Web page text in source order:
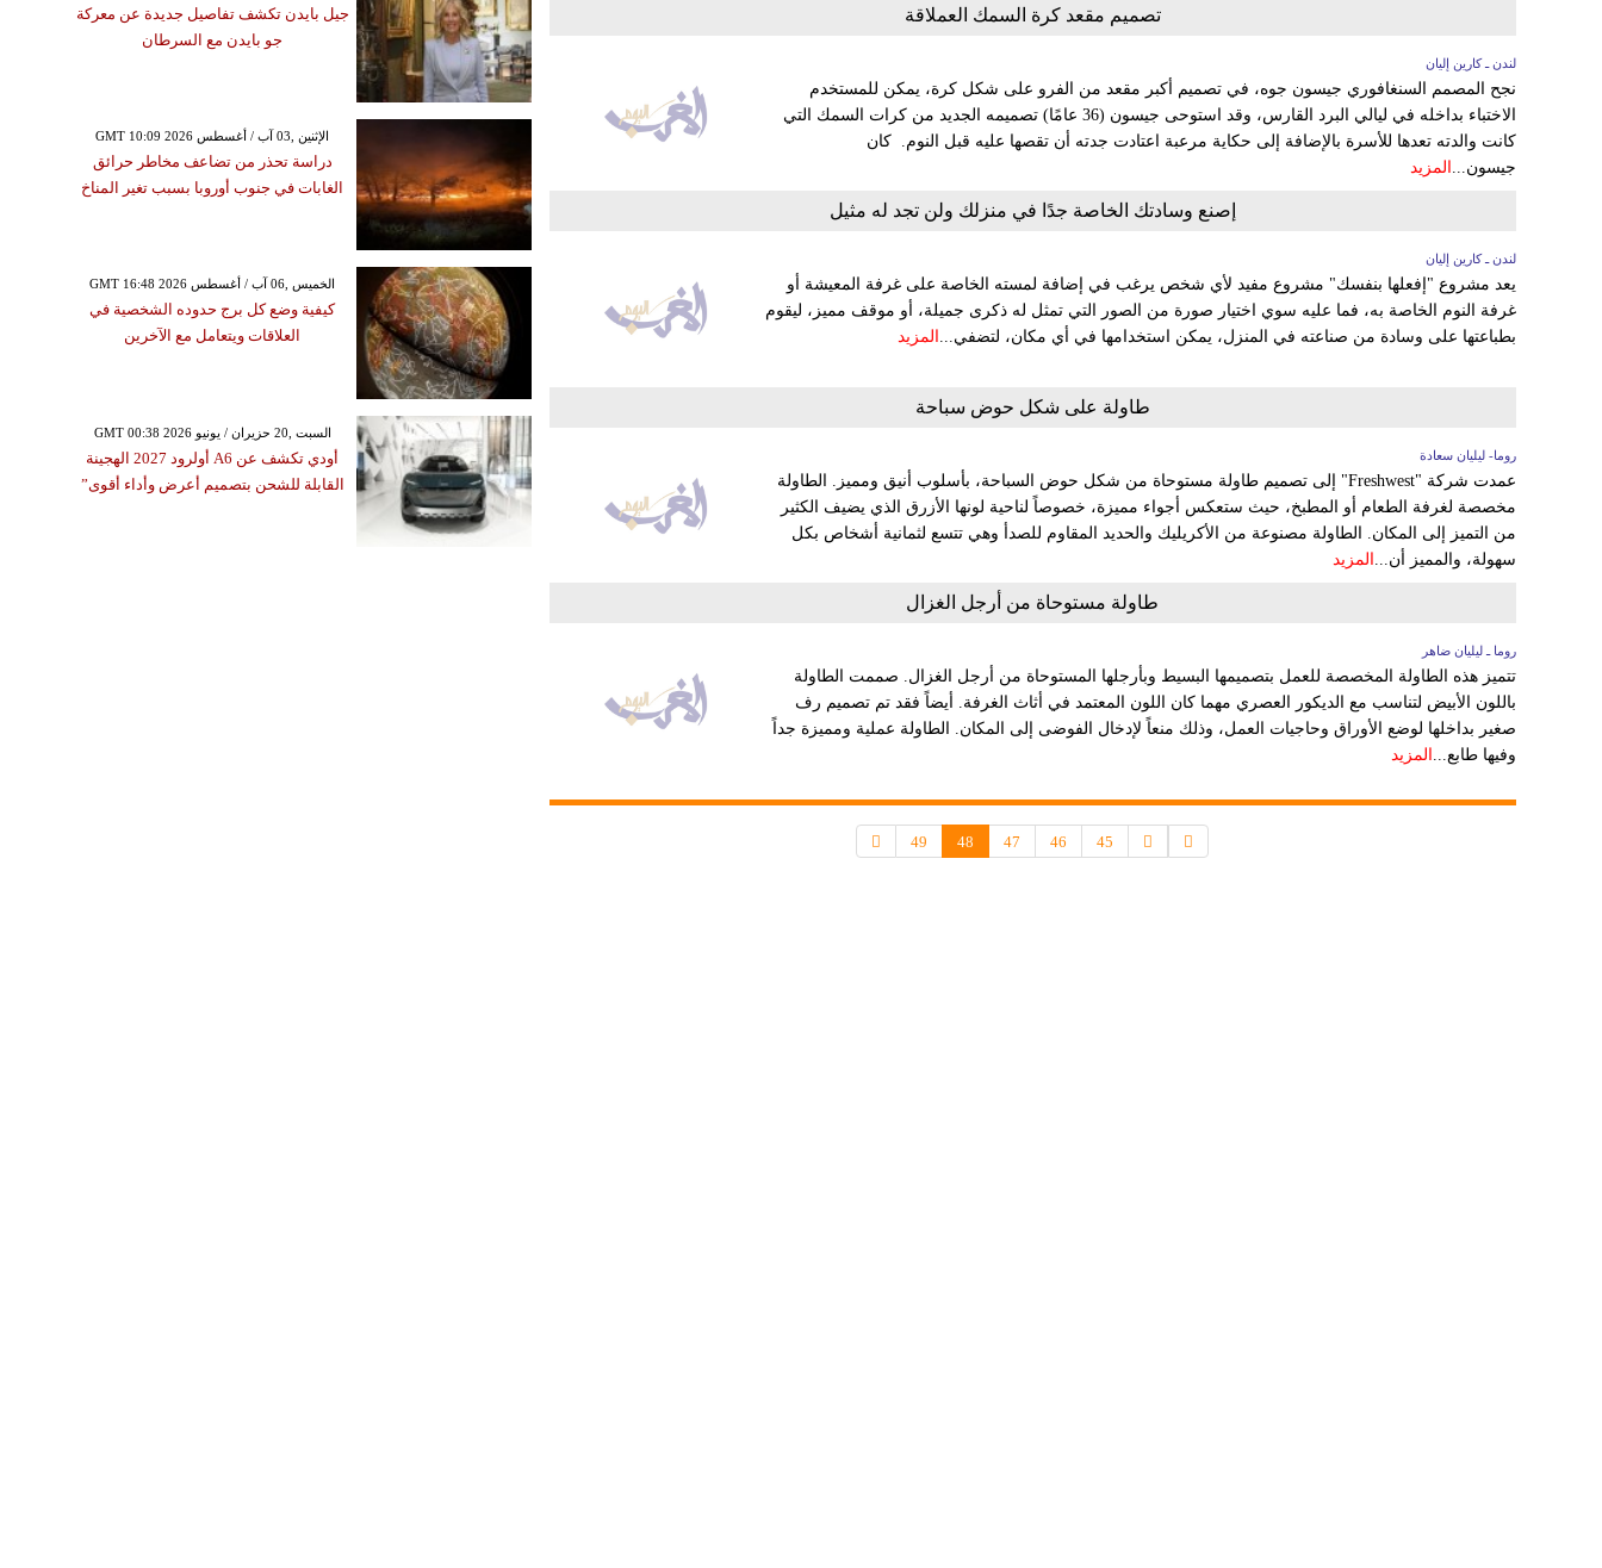
تصميم مقعد كرة السمك العملاقة
لندن ـ كارين إليان
نجح المصمم السنغافوري جيسون جوه، في تصميم أكبر مقعد من الفرو على شكل كرة، يمكن للمستخدم
الاختباء بداخله في ليالي البرد القارس، وقد استوحى جيسون (36 عامًا) تصميمه الجديد من كرات السمك التي
كانت والدته تعدها للأسرة بالإضافة إلى حكاية مرعبة اعتادت جدته أن تقصها عليه قبل النوم. كان
جيسون...
المزيد
إصنع وسادتك الخاصة جدًا في منزلك ولن تجد له مثيل
لندن ـ كارين إليان
يعد مشروع "إفعلها بنفسك" مشروع مفيد لأي شخص يرغب في إضافة لمسته الخاصة على غرفة المعيشة أو
غرفة النوم الخاصة به، فما عليه سوي اختيار صورة من الصور التي تمثل له ذكرى جميلة، أو موقف مميز، ليقوم
بطباعتها على وسادة من صناعته في المنزل، يمكن استخدامها في أي مكان، لتضفي... المزيد
طاولة على شكل حوض سباحة
روما- ليليان سعادة
عمدت شركة "Freshwest" إلى تصميم طاولة مستوحاة من شكل حوض السباحة، بأسلوب أنيق ومميز. الطاولة
مخصصة لغرفة الطعام أو المطبخ، حيث ستعكس أجواء مميزة، خصوصاً لناحية لونها الأزرق الذي يضيف الكثير
من التميز إلى المكان. الطاولة مصنوعة من الأكريليك والحديد المقاوم للصدأ وهي تتسع لثمانية أشخاص بكل
سهولة، والمميز أن... المزيد
طاولة مستوحاة من أرجل الغزال
روما ـ ليليان ضاهر
تتميز هذه الطاولة المخصصة للعمل بتصميمها البسيط وبأرجلها المستوحاة من أرجل الغزال. صممت الطاولة
باللون الأبيض لتناسب مع الديكور العصري مهما كان اللون المعتمد في أثاث الغرفة. أيضاً فقد تم تصميم رف
صغير بداخلها لوضع الأوراق وحاجيات العمل، وذلك منعاً لإدخال الفوضى إلى المكان. الطاولة عملية ومميزة جداً
وفيها طابع... المزيد
45
46
47
48
49
جيل بايدن تكشف تفاصيل جديدة عن معركة
جو بايدن مع السرطان
GMT 10:09 2026 الإثنين ,03 آب / أغسطس
دراسة تحذر من تضاعف مخاطر حرائق
الغابات في جنوب أوروبا بسبب تغير المناخ
GMT 16:48 2026 الخميس ,06 آب / أغسطس
كيفية وضع كل برج حدوده الشخصية في
العلاقات ويتعامل مع الآخرين
GMT 00:38 2026 السبت ,20 حزيران / يونيو
أودي تكشف عن A6 أولرود 2027 الهجينة
القابلة للشحن بتصميم أعرض وأداء أقوى”